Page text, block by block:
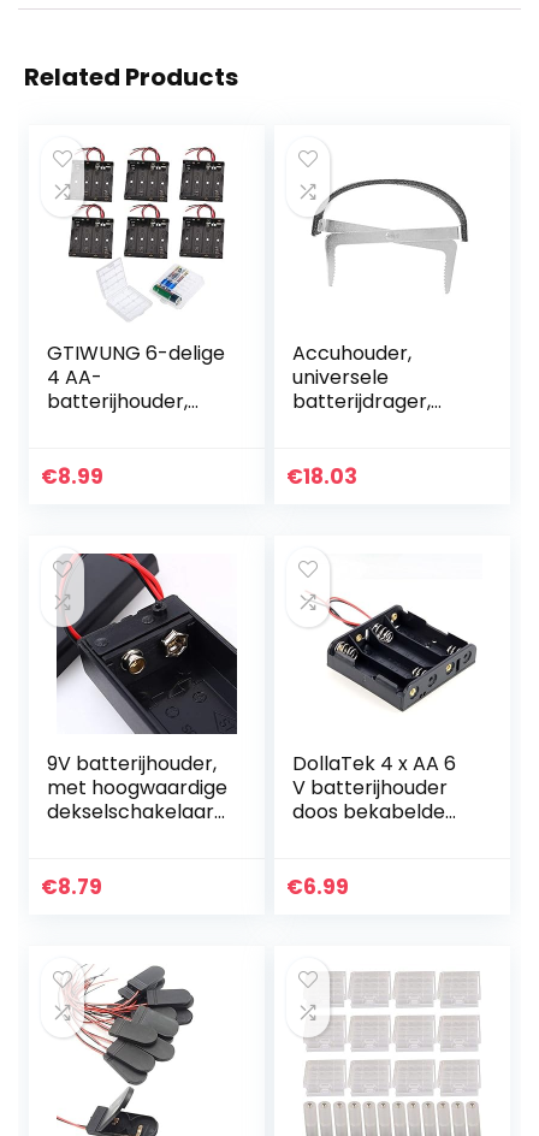
Related Products
GTIWUNG 6-delige
4 AA-
batterijhouder,
zwarte plastic
€8.99
Accuhouder,
universele
batterijdrager,
Sure Grip
€18.03
9V batterijhouder,
met hoogwaardige
dekselschakelaar
kunststof.
€8.79
DollaTek 4 x AA 6
V batterijhouder
doos bekabelde
afdekking
€6.99